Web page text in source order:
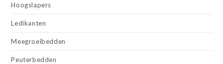
Hoogslapers
Ledikanten
Meegroeibedden
Peuterbedden